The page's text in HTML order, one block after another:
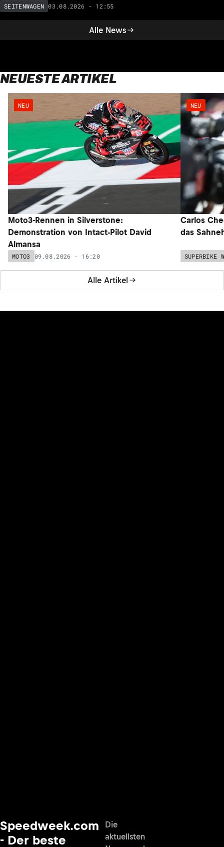
Alle News
SEITENWAGEN 03.08.2026 - 12:55
NEUESTE ARTIKEL
Alle Artikel
NEU
Moto3-Rennen in Silverstone:
Demonstration von Intact-Pilot David
Almansa
MOTO3 09.08.2026 - 16:20
NEU
Carlos
das
SUPERBIKE
Speedweek.com
- Der beste
Die
aktuellsten